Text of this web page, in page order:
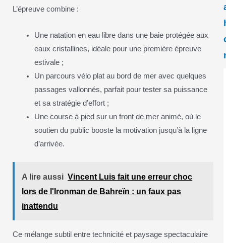
L’épreuve combine :
Une natation en eau libre dans une baie protégée aux
eaux cristallines, idéale pour une première épreuve
estivale ;
Un parcours vélo plat au bord de mer avec quelques
passages vallonnés, parfait pour tester sa puissance
et sa stratégie d’effort ;
Une course à pied sur un front de mer animé, où le
soutien du public booste la motivation jusqu’à la ligne
d’arrivée.
A lire aussi Vincent Luis fait une erreur choc
lors de l'Ironman de Bahreïn : un faux pas
inattendu
Ce mélange subtil entre technicité et paysage spectaculaire